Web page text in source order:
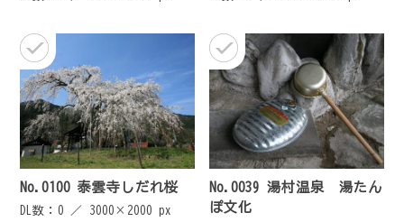
No.0100 泰雲寺しだれ桜
DL数：0 ／ 3000×2000 px
No.0039 湯村温泉 湯たん
ぽ文化